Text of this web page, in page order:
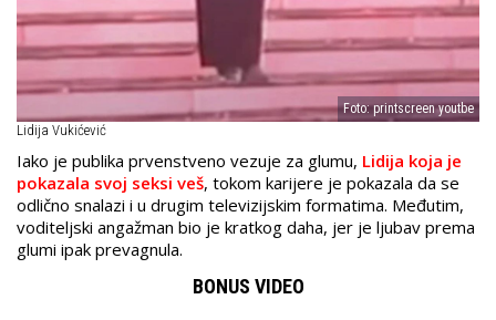
Foto: printscreen youtbe
Lidija Vukićević
Iako je publika prvenstveno vezuje za glumu, Lidija koja je
pokazala svoj seksi veš, tokom karijere je pokazala da se
odlično snalazi i u drugim televizijskim formatima. Međutim,
voditeljski angažman bio je kratkog daha, jer je ljubav prema
glumi ipak prevagnula.
BONUS VIDEO